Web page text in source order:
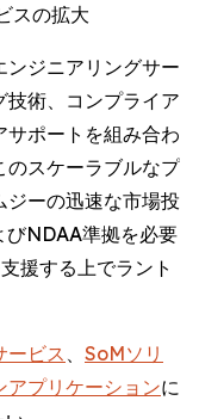
スの拡大
ンジニアリングサー
技術、コンプライア
サポートを組み合わ
のスケーラブルなプ
ジーの迅速な市場投
びNDAA準拠を必要
援する上でラント
ービス
SoMソリ
アプリケーションに